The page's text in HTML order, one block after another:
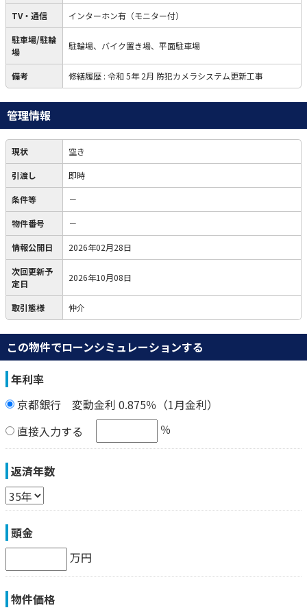
TV・通信 インターホン有（モニター付）
駐車場/駐輪
場
駐輪場、バイク置き場、平面駐車場
備考 修繕履歴 : 令和 5年 2月 防犯カメラシステム更新工事
管理情報
現状 空き
引渡し 即時
条件等 －
物件番号 －
情報公開日 2026年02月28日
次回更新予
定日
2026年10月08日
取引態様 仲介
この物件でローンシミュレーションする
年利率
京都銀行 変動金利 0.875％（1月金利）
直接入力する
％
返済年数
頭金
万円
物件価格